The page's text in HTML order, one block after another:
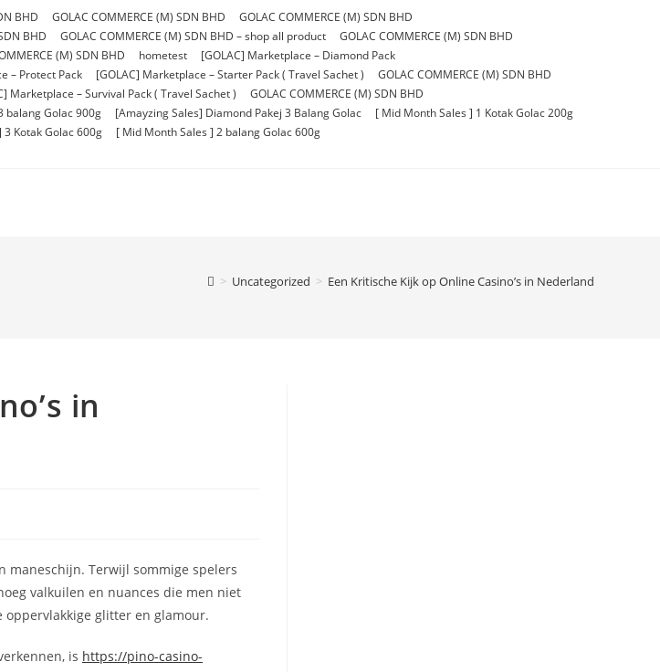
BHD GOLAC COMMERCE (M) SDN BHD
GOLAC COMMERCE (M) SDN BHD
BHD GOLAC COMMERCE (M) SDN BHD – shop all product
GOLAC COMMERCE (M) SDN BHD
(M) SDN BHD hometest
[GOLAC] Marketplace – Diamond Pack
– Protect Pack [GOLAC] Marketplace – Starter Pack ( Travel Sachet )
GOLAC COMMERCE (M) SDN BHD
Marketplace – Survival Pack ( Travel Sachet )
GOLAC COMMERCE (M) SDN BHD
balang Golac 900g [Amayzing Sales] Diamond Pakej 3 Balang Golac
[ Mid Month Sales ] 1 Kotak Golac 200g
Kotak Golac 600g
[ Mid Month Sales ] 2 balang Golac 600g
> Uncategorized > Een Kritische Kijk op Online Casino’s in Nederland
in
maneschijn. Terwijl sommige spelers
valkuilen en nuances die men niet
oppervlakkige glitter en glamour.
is https://pino-casino-